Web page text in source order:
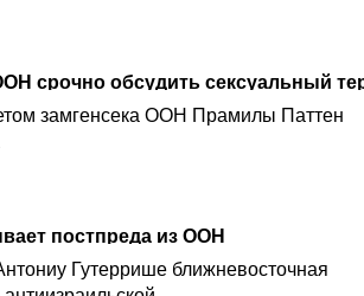
замгенсека ООН Прамилы Паттен
постпреда из ООН
Гутеррише ближневосточная